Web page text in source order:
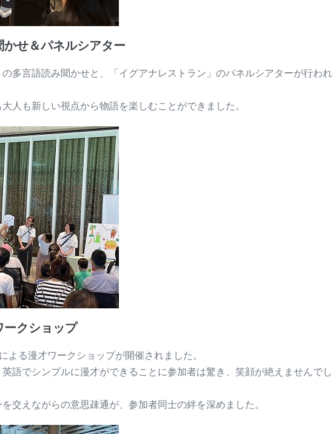
せ＆パネルシアター
多言語読み聞かせと、「イグアナレストラン」のパネルシアターが行われ
人も新しい視点から物語を楽しむことができました。
ークショップ
よる漫才ワークショップが開催されました。
語でシンプルに漫才ができることに参加者は驚き、笑顔が絶えませんでし
交えながらの意思疎通が、参加者同士の絆を深めました。